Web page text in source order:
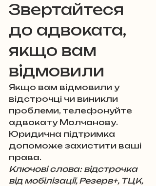
Звертайтеся
до адвоката,
якщо вам
відмовили
Якщо вам відмовили у
відстрочці чи виникли
проблеми, телефонуйте
адвокату Молчанову.
Юридична підтримка
допоможе захистити ваші
права.
Ключові слова: відстрочка
від мобілізації, Резерв+, ТЦК,